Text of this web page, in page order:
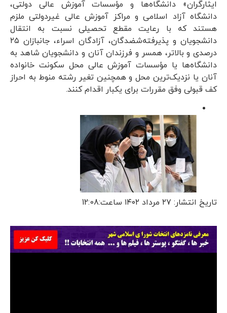
ایثارگران» دانشگاه‌ها و مؤسسات آموزش عالی دولتی،
دانشگاه آزاد اسلامی و مراکز آموزش عالی غیردولتی ملزم
هستند که با رعایت مقطع تحصیلی نسبت به انتقال
دانشجویان و پذیرفته‌شضدگان، آزادگان اسراء، جانبازان ۲۵
درصدی و بالاتر، همسر و فرزندان آنان و دانشجویان شاهد به
دانشگاه‌ها یا مؤسسات آموزش عالی محل سکونت خانواده
آنان یا نزدیک‌ترین محل و همچنین تغیر رشته منوط به احراز
کف قبولی وفق مقررات برای یکبار اقدام کنند.
تاریخ انتشار: ۲۷ مرداد ۱۴۰۲ ساعت:12:08